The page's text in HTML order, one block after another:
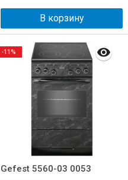
В корзину
Gefest 5560-03 0053
-11%